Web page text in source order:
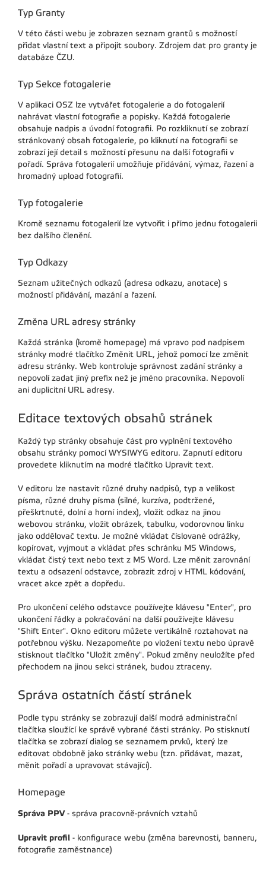
Typ Granty
V této části webu je zobrazen seznam grantů s možností
přidat vlastní text a připojit soubory. Zdrojem dat pro granty je
databáze ČZU.
Typ Sekce fotogalerie
V aplikaci OSZ lze vytvářet fotogalerie a do fotogalerií
nahrávat vlastní fotografie a popisky. Každá fotogalerie
obsahuje nadpis a úvodní fotografii. Po rozkliknutí se zobrazí
stránkovaný obsah fotogalerie, po kliknutí na fotografii se
zobrazí její detail s možností přesunu na další fotografii v
pořadí. Správa fotogalerií umožňuje přidávání, výmaz, řazení a
hromadný upload fotografií.
Typ fotogalerie
Kromě seznamu fotogalerií lze vytvořit i přímo jednu fotogalerii
bez dalšího členění.
Typ Odkazy
Seznam užitečných odkazů (adresa odkazu, anotace) s
možností přidávání, mazání a řazení.
Změna URL adresy stránky
Každá stránka (kromě homepage) má vpravo pod nadpisem
stránky modré tlačítko Změnit URL, jehož pomocí lze změnit
adresu stránky. Web kontroluje správnost zadání stránky a
nepovolí zadat jiný prefix než je jméno pracovníka. Nepovolí
ani duplicitní URL adresy.
Editace textových obsahů stránek
Každý typ stránky obsahuje část pro vyplnění textového
obsahu stránky pomocí WYSIWYG editoru. Zapnutí editoru
provedete kliknutím na modré tlačítko Upravit text.
V editoru lze nastavit různé druhy nadpisů, typ a velikost
písma, různé druhy písma (silné, kurzíva, podtržené,
přeškrtnuté, dolní a horní index), vložit odkaz na jinou
webovou stránku, vložit obrázek, tabulku, vodorovnou linku
jako oddělovač textu. Je možné vkládat číslované odrážky,
kopírovat, vyjmout a vkládat přes schránku MS Windows,
vkládat čistý text nebo text z MS Word. Lze měnit zarovnání
textu a odsazení odstavce, zobrazit zdroj v HTML kódování,
vracet akce zpět a dopředu.
Pro ukončení celého odstavce používejte klávesu "Enter", pro
ukončení řádky a pokračování na další používejte klávesu
"Shift Enter". Okno editoru můžete vertikálně roztahovat na
potřebnou výšku. Nezapomeňte po vložení textu nebo úpravě
stisknout tlačítko "Uložit změny". Pokud změny neuložíte před
přechodem na jinou sekci stránek, budou ztraceny.
Správa ostatních částí stránek
Podle typu stránky se zobrazují další modrá administrační
tlačítka sloužící ke správě vybrané části stránky. Po stisknutí
tlačítka se zobrazí dialog se seznamem prvků, který lze
editovat obdobně jako stránky webu (tzn. přidávat, mazat,
měnit pořadí a upravovat stávající).
Homepage
Správa PPV- správa pracovně-právních vztahů
Upravit profil - konfigurace webu (změna barevnosti, banneru,
fotografie zaměstnance)